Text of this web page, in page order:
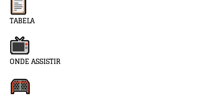
TABELA
ONDE ASSISTIR